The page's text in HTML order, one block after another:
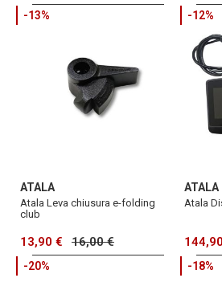
-13%
ATALA
Atala Leva chiusura e-folding
club
13,90 € 16,00 €
-12%
ATALA
Atala
-20% -18%